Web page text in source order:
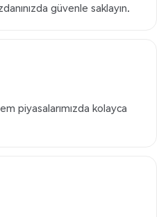
güvenle saklayın.
piyasalarımızda kolayca